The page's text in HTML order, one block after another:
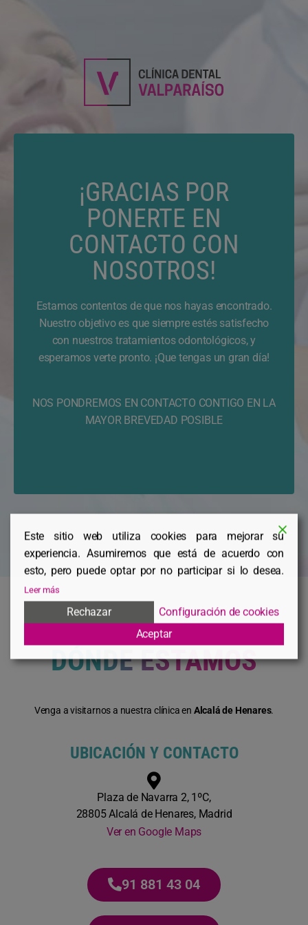
¡GRACIAS POR
PONERTE EN
CONTACTO CON
NOSOTROS!
Estamos contentos de que nos hayas encontrado.
Nuestro objetivo es que siempre estés satisfecho
con nuestros tratamientos odontológicos, y
esperamos verte pronto. ¡Que tengas un gran día!
NOS PONDREMOS EN CONTACTO CONTIGO EN LA
MAYOR BREVEDAD POSIBLE
DÓNDE ESTAMOS
Venga a visitarnos a nuestra clínica en Alcalá de Henares.
UBICACIÓN Y CONTACTO
Plaza de Navarra 2, 1ºC,
28805 Alcalá de Henares, Madrid
Ver en Google Maps
91 881 43 04
Este sitio web utiliza cookies para mejorar su
experiencia. Asumiremos que está de acuerdo con
esto, pero puede optar por no participar si lo desea.
Leer más
Rechazar
Configuración de cookies
Aceptar